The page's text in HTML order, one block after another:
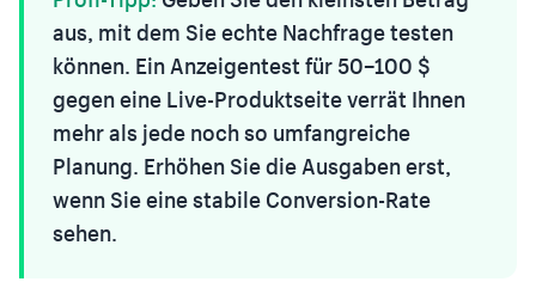
aus, mit dem Sie echte Nachfrage testen
können. Ein Anzeigentest für 50–100 $
gegen eine Live-Produktseite verrät Ihnen
mehr als jede noch so umfangreiche
Planung. Erhöhen Sie die Ausgaben erst,
wenn Sie eine stabile Conversion-Rate
sehen.